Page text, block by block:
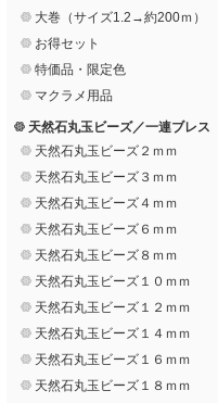
大巻（サイズ1.2→約200ｍ）
お得セット
特価品・限定色
マクラメ用品
天然石丸玉ビーズ／一連ブレス
天然石丸玉ビーズ２ｍｍ
天然石丸玉ビーズ３ｍｍ
天然石丸玉ビーズ４ｍｍ
天然石丸玉ビーズ６ｍｍ
天然石丸玉ビーズ８ｍｍ
天然石丸玉ビーズ１０ｍｍ
天然石丸玉ビーズ１２ｍｍ
天然石丸玉ビーズ１４ｍｍ
天然石丸玉ビーズ１６ｍｍ
天然石丸玉ビーズ１８ｍｍ